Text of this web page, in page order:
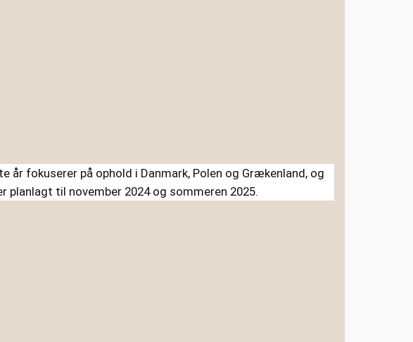
fokuserer på ophold i Danmark, Polen og Grækenland, og
planlagt til november 2024 og sommeren 2025.